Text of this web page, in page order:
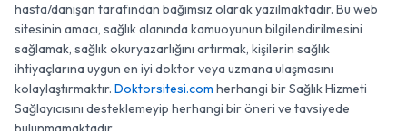
hasta/danışan tarafından bağımsız olarak yazılmaktadır. Bu web
sitesinin amacı, sağlık alanında kamuoyunun bilgilendirilmesini
sağlamak, sağlık okuryazarlığını artırmak, kişilerin sağlık
ihtiyaçlarına uygun en iyi doktor veya uzmana ulaşmasını
kolaylaştırmaktır. Doktorsitesi.com herhangi bir Sağlık Hizmeti
Sağlayıcısını desteklemeyip herhangi bir öneri ve tavsiyede